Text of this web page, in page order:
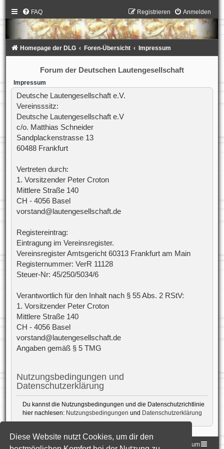
Diese Website nutzt Cookies, um dir den
FAQ Anmelden
Registrieren
Homepage der DLG Foren-Übersicht Impressum
Forum der Deutschen Lautengesellschaft
Impressum
Deutsche Lautengesellschaft e.V.
Vereinsssitz:
Deutsche Lautengesellschaft e.V
c/o. Matthias Schneider
Sandplackenstrasse 13
60488 Frankfurt
Vertreten durch:
1. Vorsitzender Peter Croton
Mittlere Straße 140
CH - 4056 Basel
vorstand@lautengesellschaft.de
Registereintrag:
Eintragung im Vereinsregister.
Vereinsregister Amtsgericht 60313 Frankfurt am Main
Registernummer: VerR 11128
Steuer-Nr: 45/250/5034/6
Verantwortlich für den Inhalt nach § 55 Abs. 2 RStV:
1. Vorsitzender Peter Croton
Mittlere Straße 140
CH - 4056 Basel
vorstand@lautengesellschaft.de
Angaben gemäß § 5 TMG
Nutzungsbedingungen und
Datenschutzerklärung
Du kannst die Nutzungsbedingungen und die Datenschutzrichtlinie
hier nachlesen: Nutzungsbedingungen und Datenschutzerklärung
Homepage der DLG Foren-Übersicht Impressum